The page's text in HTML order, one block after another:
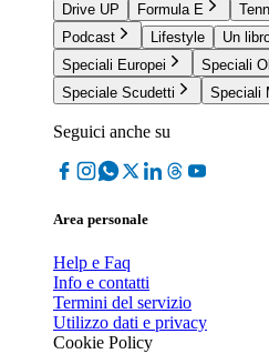
Drive UP
Formula E
Podcast
Lifestyle
Un
Speciali Europei
Speciali
Speciale Scudetti
Speciali
Seguici anche su
Area personale
Help e Faq
Info e contatti
Termini del servizio
Utilizzo dati e privacy
Cookie Policy